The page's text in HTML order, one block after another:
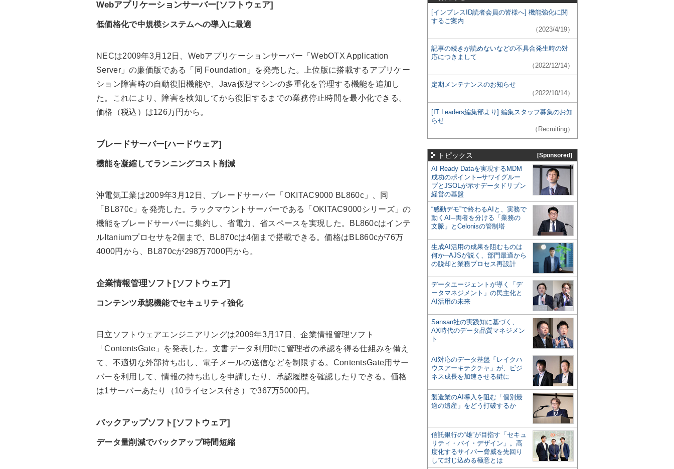
Webアプリケーションサーバー[ソフトウェア]
低価格化で中規模システムへの導入に最適
NECは2009年3月12日、Webアプリケーションサーバー「WebOTX Application
Server」の廉価版である「同 Foundation」を発売した。上位版に搭載するアプリケー
ション障害時の自動復旧機能や、Java仮想マシンの多重化を管理する機能を追加し
た。これにより、障害を検知してから復旧するまでの業務停止時間を最小化できる。
価格（税込）は126万円から。
ブレードサーバー[ハードウェア]
機能を凝縮してランニングコスト削減
沖電気工業は2009年3月12日、ブレードサーバー「OKITAC9000 BL860c」、同
「BL870c」を発売した。ラックマウントサーバーである「OKITAC9000シリーズ」の
機能をブレードサーバーに集約し、省電力、省スペースを実現した。BL860cはインテ
ルItaniumプロセサを2個まで、BL870cは4個まで搭載できる。価格はBL860cが76万
4000円から、BL870cが298万7000円から。
企業情報管理ソフト[ソフトウェア]
コンテンツ承認機能でセキュリティ強化
日立ソフトウェアエンジニアリングは2009年3月17日、企業情報管理ソフト
「ContentsGate」を発表した。文書データ利用時に管理者の承認を得る仕組みを備え
て、不適切な外部持ち出し、電子メールの送信などを制限する。ContentsGate用サー
バーを利用して、情報の持ち出しを申請したり、承認履歴を確認したりできる。価格
は1サーバーあたり（10ライセンス付き）で367万5000円。
バックアップソフト[ソフトウェア]
データ量削減でバックアップ時間短縮
[インプレスID読者会員の皆様へ] 機能強化に関
するご案内
（2023/4/19）
記事の続きが読めないなどの不具合発生時の対
応につきまして
（2022/12/14）
定期メンテナンスのお知らせ
（2022/10/14）
[IT Leaders編集部より] 編集スタッフ募集のお知
らせ
（Recruiting）
トピックス [Sponsored]
AI Ready Dataを実現するMDM
成功のポイント─サワイグルー
プとJSOLが示すデータドリブン
経営の基盤
“感動デモ”で終わるAIと、実務で
動くAI─両者を分ける「業務の
文脈」とCelonisの管制塔
生成AI活用の成果を阻むものは
何か─AJSが説く、部門最適から
の脱却と業務プロセス再設計
データエージェントが導く「デ
ータマネジメント」の民主化と
AI活用の未来
Sansan社の実践知に基づく、
AX時代のデータ品質マネジメン
ト
AI対応のデータ基盤「レイクハ
ウスアーキテクチャ」が、ビジ
ネス成長を加速させる鍵に
製造業のAI導入を阻む「個別最
適の遺産」をどう打破するか
信託銀行の“雄”が目指す「セキュ
リティ・バイ・デザイン」。高
度化するサイバー脅威を先回り
して封じ込める極意とは